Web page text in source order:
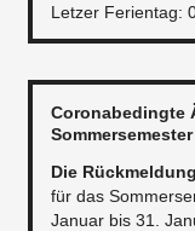
Letzer Ferientag:
Coronabedingte
Die Rückmeldung
für das
Januar bis 31.